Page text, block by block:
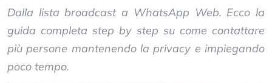
Dalla lista broadcast a WhatsApp Web. Ecco la
guida completa step by step su come contattare
più persone mantenendo la privacy e impiegando
poco tempo.